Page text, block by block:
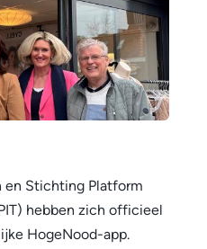
en Stichting Platform
hebben zich officieel
HogeNood-app.